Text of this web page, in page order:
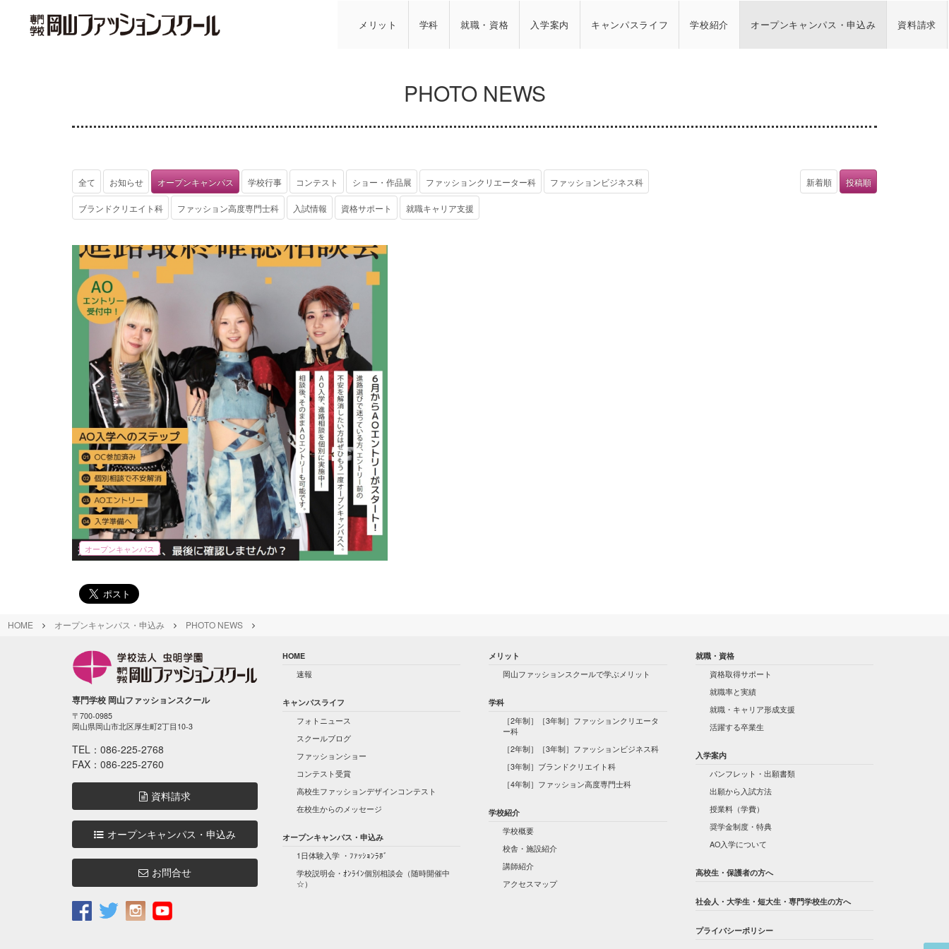
メリット 学科 就職・資格 入学案内 キャンパスライフ 学校紹介 オープンキャンパス・申込み 資料請求
PHOTO NEWS
全て お知らせ オープンキャンパス 学校行事 コンテスト ショー・作品展 ファッションクリエーター科 ファッションビジネス科
ブランドクリエイト科 ファッション高度専門士科 入試情報 資格サポート 就職キャリア支援
新着順 投稿順
オープンキャンパス
HOME オープンキャンパス・申込み PHOTO NEWS
専門学校 岡山ファッションスクール
〒700-0985
岡山県岡山市北区厚生町2丁目10-3
TEL： 086-225-2768
FAX：086-225-2760
資料請求
オープンキャンパス・申込み
お問合せ
HOME
速報
キャンパスライフ
フォトニュース
スクールブログ
ファッションショー
コンテスト受賞
高校生ファッションデザインコンテスト
在校生からのメッセージ
オープンキャンパス・申込み
1日体験入学 ・ﾌｧｯｼｮﾝﾗﾎﾞ
学校説明会・ｵﾝﾗｲﾝ個別相談会（随時開催中
☆）
メリット
岡山ファッションスクールで学ぶメリット
学科
［2年制］［3年制］ファッションクリエータ
ー科
［2年制］［3年制］ファッションビジネス科
［3年制］ブランドクリエイト科
［4年制］ファッション高度専門士科
学校紹介
学校概要
校舎・施設紹介
講師紹介
アクセスマップ
就職・資格
資格取得サポート
就職率と実績
就職・キャリア形成支援
活躍する卒業生
入学案内
パンフレット・出願書類
出願から入試方法
授業料（学費）
奨学金制度・特典
AO入学について
高校生・保護者の方へ
社会人・大学生・短大生・専門学校生の方へ
プライバシーポリシー